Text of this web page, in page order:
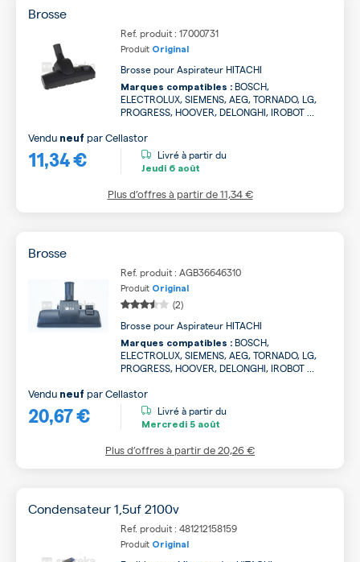
Brosse
Ref. produit : 17000731
Produit Original
Brosse pour Aspirateur HITACHI
Marques compatibles : BOSCH,
ELECTROLUX, SIEMENS, AEG, TORNADO, LG,
PROGRESS, HOOVER, DELONGHI, IROBOT ...
11,34 €
Vendu neuf parCellastor
Livré à partir du
Jeudi 6 août
Plus d’offres à partir de11,34 €
Brosse
Ref. produit : AGB36646310
Produit Original
(2)
Brosse pour Aspirateur HITACHI
Marques compatibles : BOSCH,
ELECTROLUX, SIEMENS, AEG, TORNADO, LG,
PROGRESS, HOOVER, DELONGHI, IROBOT ...
20,67 €
Vendu neuf parCellastor
Livré à partir du
Mercredi 5 août
Plus d’offres à partir de20,26 €
Condensateur 1,5uf 2100v
Ref. produit : 481212158159
Produit Original